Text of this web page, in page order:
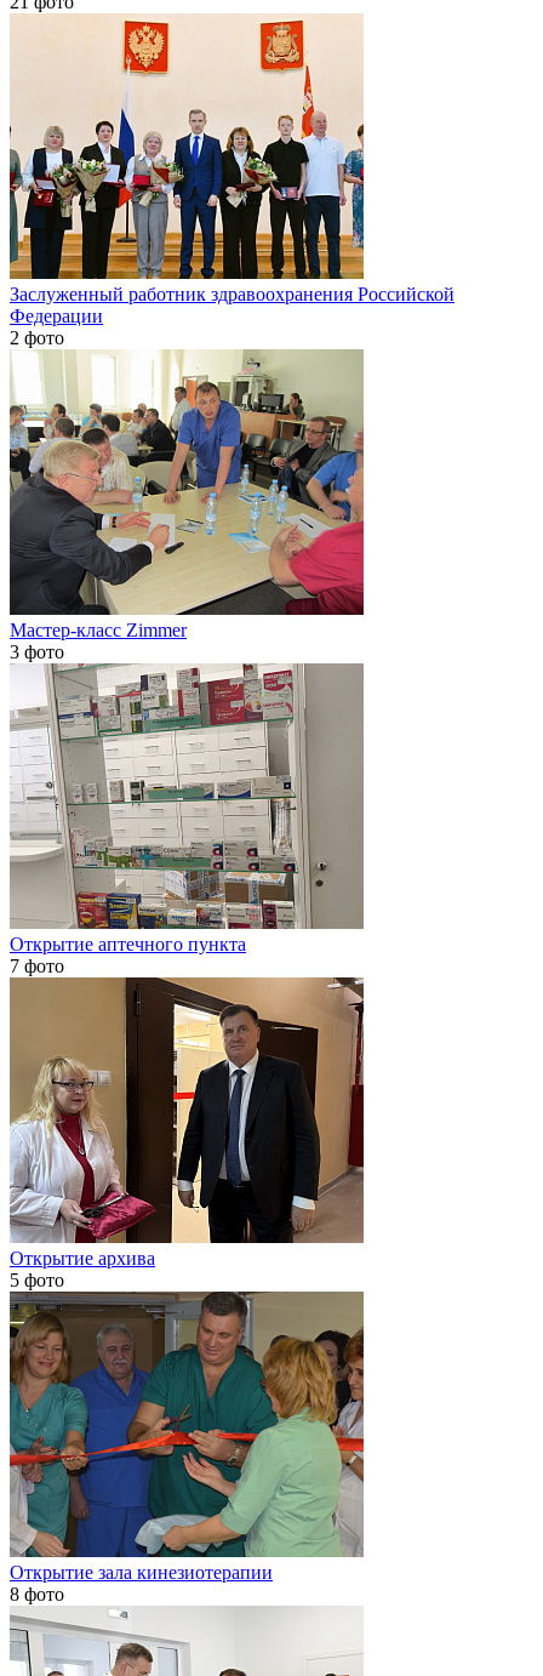
Заслуженный работник здравоохранения Российской
Федерации
2 фото
Мастер-класс Zimmer
3 фото
Открытие аптечного пункта
7 фото
Открытие архива
5 фото
Открытие зала кинезиотерапии
8 фото